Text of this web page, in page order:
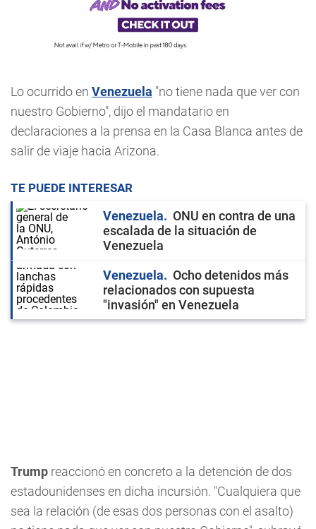
Lo ocurrido en Venezuela "no tiene nada que ver con
nuestro Gobierno", dijo el mandatario en
declaraciones a la prensa en la Casa Blanca antes de
salir de viaje hacia Arizona.
TE PUEDE INTERESAR
Venezuela
ONU en contra de una
escalada de la situación de
Venezuela
Venezuela
Ocho detenidos más
relacionados con supuesta
"invasión" en Venezuela
Trump reaccionó en concreto a la detención de dos
estadounidenses en dicha incursión. "Cualquiera que
sea la relación (de esas dos personas con el asalto)